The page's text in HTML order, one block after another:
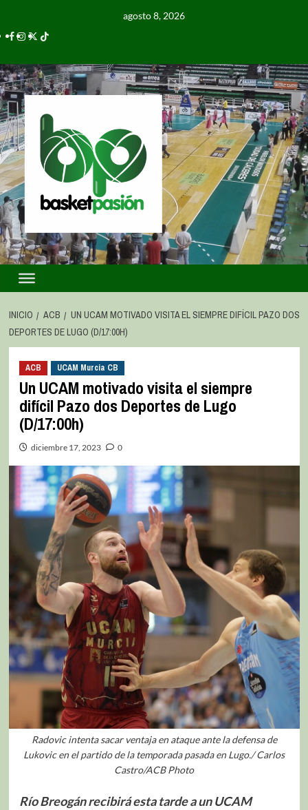
agosto 8, 2026
INICIO ACB
UN UCAM MOTIVADO VISITA EL SIEMPRE DIFÍCIL PAZO DOS
DEPORTES DE LUGO (D/17:00H)
ACB UCAM Murcia CB
Un UCAM motivado visita el siempre
difícil Pazo dos Deportes de Lugo
(D/17:00h)
diciembre 17, 2023 0
Radovic intenta sacar ventaja en ataque ante la defensa de
Lukovic en el partido de la temporada pasada en Lugo./ Carlos
Castro/ACB Photo
Río Breogán recibirá esta tarde a un UCAM